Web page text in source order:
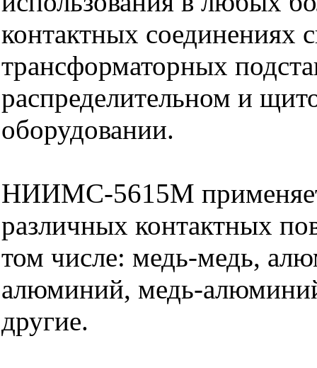
контактных соединениях
трансформаторных
распределительном и
оборудовании.
НИИМС-5615М
различных контактных
том числе: медь-медь,
алюминий, медь-
другие.